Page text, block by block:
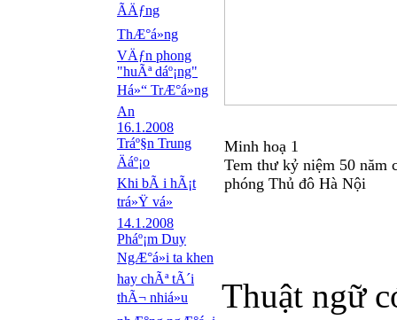
ÃÄƒng
ThÆ°á»ng
VÄƒn phong
"huÃª dáº¡ng"
Há»“ TrÆ°á»ng
An
16.1.2008
Tráº§n Trung
Äáº¡o
Khi bÃ i hÃ¡t
trá»Ÿ vá»
14.1.2008
Pháº¡m Duy
NgÆ°á»i ta khen
hay chÃª tÃ´i
thÃ¬ nhiá»u
Minh hoạ 1
Tem thư kỷ niệm 50 năm
phóng Thủ đô Hà Nội
Thuật ngữ